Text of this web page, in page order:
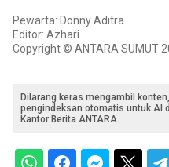
Pewarta: Donny Aditra
Editor: Azhari
Copyright © ANTARA SUMUT
Dilarang keras mengambil
pengindeksan otomatis untuk AI
Kantor Berita ANTARA.